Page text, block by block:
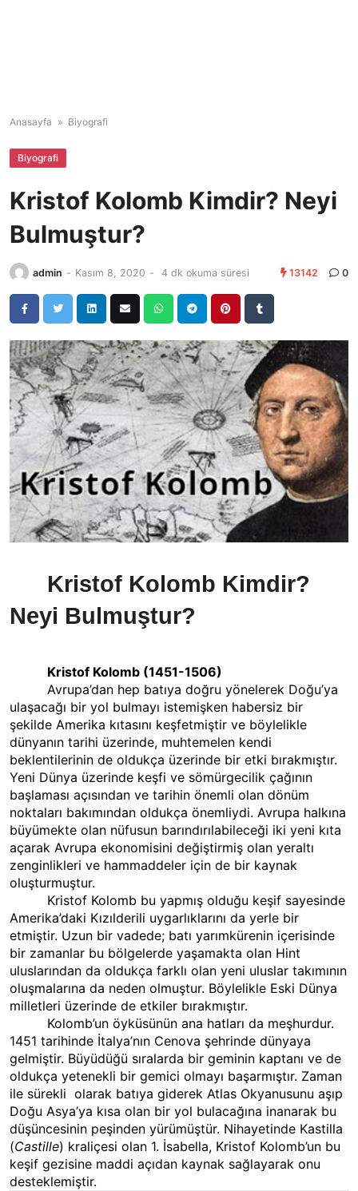
Anasayfa » Biyografi
Biyografi
Kristof Kolomb Kimdir? Neyi
Bulmuştur?
admin - Kasım 8, 2020 - 4 dk okuma süresi 13142 0
Kristof Kolomb Kimdir?
Neyi Bulmuştur?
Kristof Kolomb (1451-1506)
Avrupa’dan hep batıya doğru yönelerek Doğu’ya
ulaşacağı bir yol bulmayı istemişken habersiz bir
şekilde Amerika kıtasını keşfetmiştir ve böylelikle
dünyanın tarihi üzerinde, muhtemelen kendi
beklentilerinin de oldukça üzerinde bir etki bırakmıştır.
Yeni Dünya üzerinde keşfi ve sömürgecilik çağının
başlaması açısından ve tarihin önemli olan dönüm
noktaları bakımından oldukça önemliydi. Avrupa halkına
büyümekte olan nüfusun barındırılabileceği iki yeni kıta
açarak Avrupa ekonomisini değiştirmiş olan yeraltı
zenginlikleri ve hammaddeler için de bir kaynak
oluşturmuştur.
Kristof Kolomb bu yapmış olduğu keşif sayesinde
Amerika’daki Kızılderili uygarlıklarını da yerle bir
etmiştir. Uzun bir vadede; batı yarımkürenin içerisinde
bir zamanlar bu bölgelerde yaşamakta olan Hint
uluslarından da oldukça farklı olan yeni uluslar takımının
oluşmalarına da neden olmuştur. Böylelikle Eski Dünya
milletleri üzerinde de etkiler bırakmıştır.
Kolomb’un öyküsünün ana hatları da meşhurdur.
1451 tarihinde İtalya’nın Cenova şehrinde dünyaya
gelmiştir. Büyüdüğü sıralarda bir geminin kaptanı ve de
oldukça yetenekli bir gemici olmayı başarmıştır. Zaman
ile sürekli olarak batıya giderek Atlas Okyanusunu aşıp
Doğu Asya’ya kısa olan bir yol bulacağına inanarak bu
düşüncesinin peşinden yürümüştür. Nihayetinde Kastilla
(Castille) kraliçesi olan 1. İsabella, Kristof Kolomb’un bu
keşif gezisine maddi açıdan kaynak sağlayarak onu
desteklemiştir.